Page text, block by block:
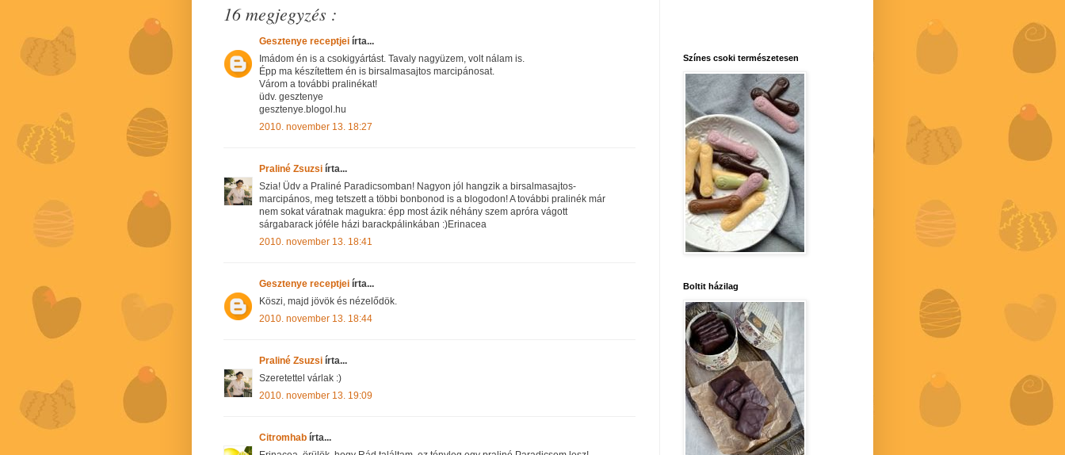
16 megjegyzés :
Gesztenye receptjei írta...
Imádom én is a csokigyártást. Tavaly nagyüzem, volt nálam is.
Épp ma készítettem én is birsalmasajtos marcipánosat.
Várom a további pralinékat!
üdv. gesztenye
gesztenye.blogol.hu
2010. november 13. 18:27
Praliné Zsuzsi írta...
Szia! Üdv a Praliné Paradicsomban! Nagyon jól hangzik a birsalmasajtos-
marcipános, meg tetszett a többi bonbonod is a blogodon! A további pralinék már
nem sokat váratnak magukra: épp most ázik néhány szem apróra vágott
sárgabarack jóféle házi barackpálinkában :)Erinacea
2010. november 13. 18:41
Gesztenye receptjei írta...
Köszi, majd jövök és nézelődök.
2010. november 13. 18:44
Praliné Zsuzsi írta...
Szeretettel várlak :)
2010. november 13. 19:09
Citromhab írta...
Színes csoki természetesen
Boltit házilag